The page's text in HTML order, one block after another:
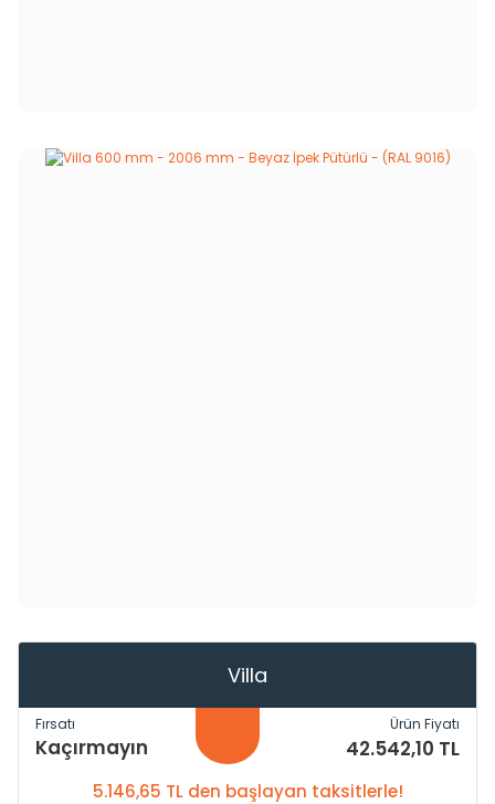
Villa
Fırsatı
Kaçırmayın
Ürün Fiyatı
42.542,10 TL
5.146,65 TL den başlayan taksitlerle!